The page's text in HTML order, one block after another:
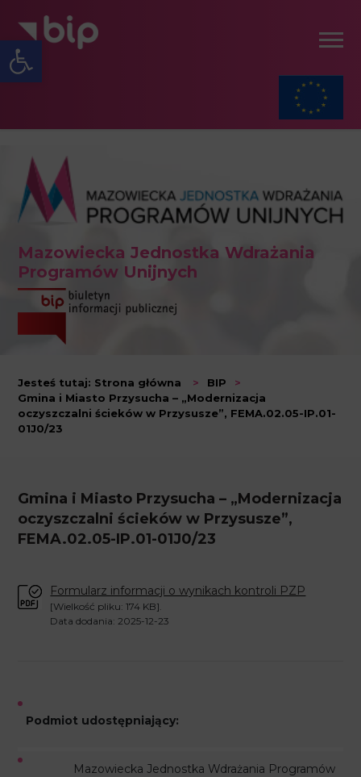
Open toolbar
Mazowiecka Jednostka Wdrażania
Programów Unijnych
Jesteś tutaj: Strona główna > BIP
>
Gmina i Miasto Przysucha – „Modernizacja
oczyszczalni ścieków w Przysusze”, FEMA.02.05-IP.01-
01J0/23
Gmina i Miasto Przysucha – „Modernizacja
oczyszczalni ścieków w Przysusze”,
FEMA.02.05-IP.01-01J0/23
Formularz informacji o wynikach kontroli PZP
[Wielkość pliku: 174 KB].
Data dodania: 2025-12-23
Podmiot udostępniający:
Mazowiecka Jednostka Wdrażania Programów